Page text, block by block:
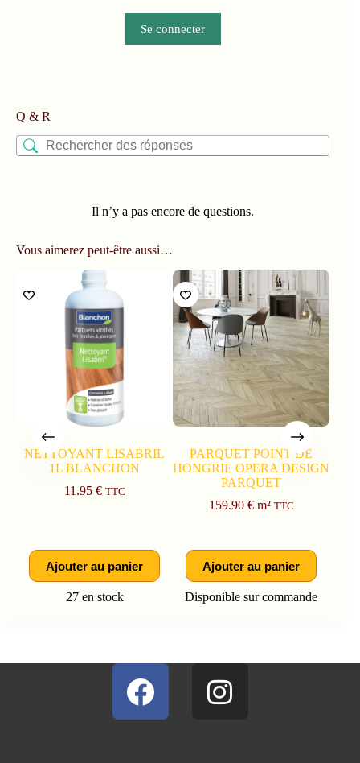
Se connecter
Q & R
Il n’y a pas encore de questions.
Vous aimerez peut-être aussi…
NETTOYANT LISABRIL
1L BLANCHON
11.95 € TTC
Ajouter au panier
27 en stock
PARQUET POINT DE
HONGRIE OPERA DESIGN
PARQUET
159.90 €m² TTC
Ajouter au panier
Disponible sur commande